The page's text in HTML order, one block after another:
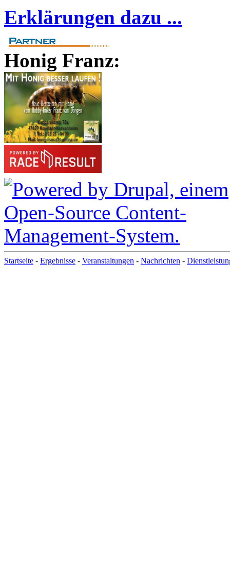
Erklärungen dazu ...
Honig Franz:
Startseite - Ergebnisse - Veranstaltungen - Nachrichten -